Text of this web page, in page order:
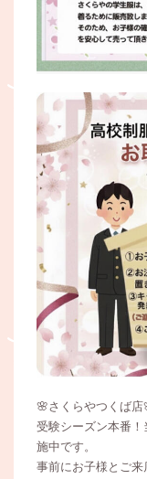
🌸さくらやつくば店
受験シーズン本番
施中です。
事前にお子様とご